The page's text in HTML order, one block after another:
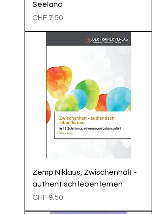
Seeland
Preis
CHF 7.50
Zemp Niklaus, Zwischenhalt -
authentisch leben lernen
Preis
CHF 9.50